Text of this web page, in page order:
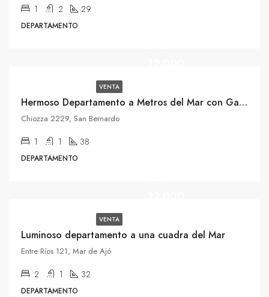
1 2 29
DEPARTAMENTO
VENTA
Hermoso Departamento a Metros del Mar con Gas Natural
Chiozza 2229, San Bernardo
1 1 38
DEPARTAMENTO
VENTA
Luminoso departamento a una cuadra del Mar
Entre Ríos 121, Mar de Ajó
2 1 32
DEPARTAMENTO